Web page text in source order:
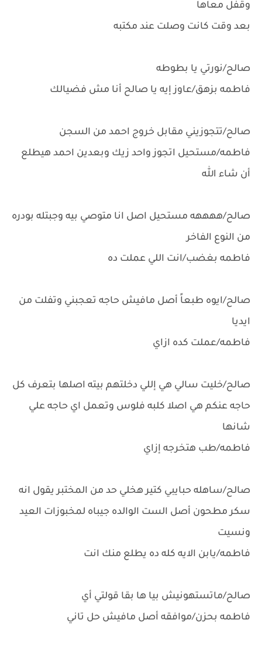
وقفل معاها
بعد وقت كانت وصلت عند مكتبه
صالح/نورتي يا بطوطه
فاطمه بزهق/عاوز إيه يا صالح أنا مش فضيالك
صالح/تتجوزيني مقابل خروج احمد من السجن
فاطمه/مستحيل اتجوز واحد زيك وبعدين احمد هيطلع
أن شاء الله
صالح/ههههه مستحيل اصل انا متوصي بيه وجبتله بودره
من النوع الفاخر
فاطمه بغضب/انت اللي عملت ده
صالح/ايوه طبعاً أصل مافيش حاجه تعجبني وتفلت من
ايديا
فاطمه/عملت كده ازاي
صالح/خليت سالي هي إللي دخلتهم بيته اصلها بتعرف كل
حاجه عنكم هي اصلا كلبه فلوس وتعمل اي حاجه علي
شانها
فاطمه/طب هتخرجه إزاي
صالح/ساهله حبايبي كتير هخلي حد من المختبر يقول انه
سكر مطحون أصل الست الوالده جيباه لمخبوزات العيد
ونسيت
فاطمه/يابن الايه كله ده يطلع منك انت
صالح/ماتستهونيش بيا ها بقا قولتي أي
فاطمه بحزن/موافقه أصل مافيش حل تاني